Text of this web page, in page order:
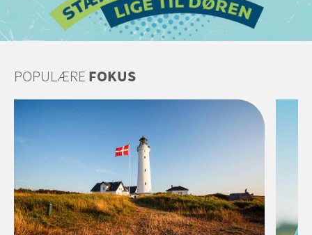
POPULÆREFOKUS